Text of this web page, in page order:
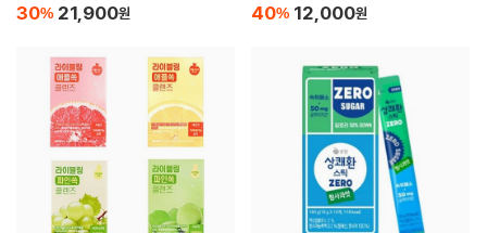
30% 21,900원 40% 12,000원